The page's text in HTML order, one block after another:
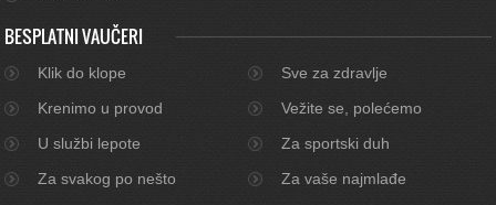
BESPLATNI VAUČERI
Klik do klope
Sve za zdravlje
Krenimo u provod
Vežite se, polećemo
U službi lepote
Za sportski duh
Za svakog po nešto
Za vaše najmlađe